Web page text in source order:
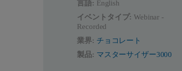
言語: English
イベントタイプ: Webinar -
Recorded
業界: チョコレート
製品: マスターサイザー3000